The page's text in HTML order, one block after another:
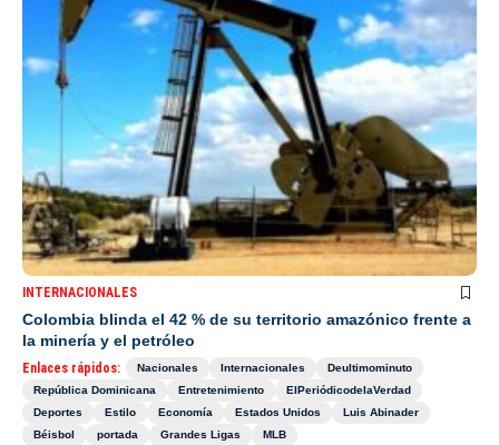
INTERNACIONALES
Colombia blinda el 42 % de su territorio amazónico frente a
la minería y el petróleo
Enlaces rápidos: Nacionales Internacionales
Deultimominuto
República Dominicana
Entretenimiento
ElPeriódicodelaVerdad
Deportes
Estilo Economía Estados Unidos
Luis Abinader
Béisbol
portada Grandes Ligas MLB